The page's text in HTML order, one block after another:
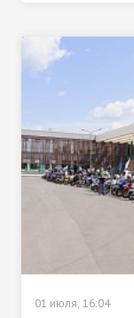
01 июля, 16:04